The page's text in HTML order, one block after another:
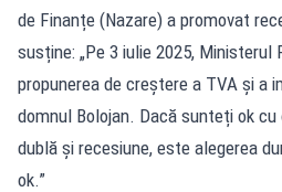
de Finanțe (Nazare) a promovat
susține: „Pe 3 iulie 2025,
propunerea de creștere a TVA și a
domnul Bolojan. Dacă sunteți ok
dublă și recesiune, este alegerea
ok.”